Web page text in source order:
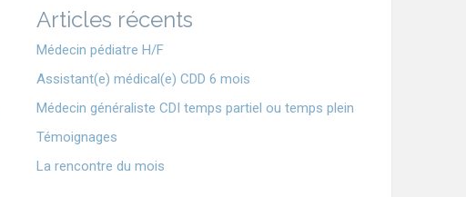
Articles récents
Médecin pédiatre H/F
Assistant(e) médical(e) CDD 6 mois
Médecin généraliste CDI temps partiel ou temps plein
Témoignages
La rencontre du mois